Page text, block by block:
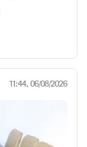
11:44, 06/08/2026